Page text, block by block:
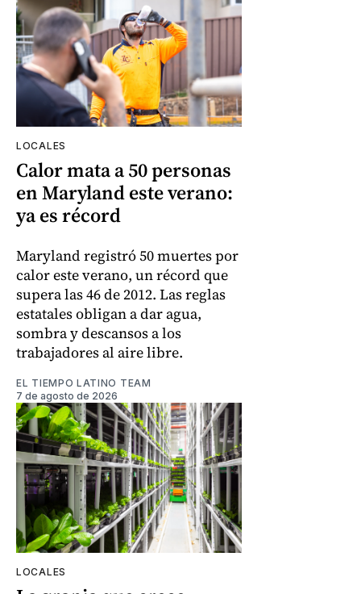
LOCALES
Calor mata a 50 personas
en Maryland este verano:
ya es récord
Maryland registró 50 muertes por
calor este verano, un récord que
supera las 46 de 2012. Las reglas
estatales obligan a dar agua,
sombra y descansos a los
trabajadores al aire libre.
EL TIEMPO LATINO TEAM
7 de agosto de 2026
LOCALES